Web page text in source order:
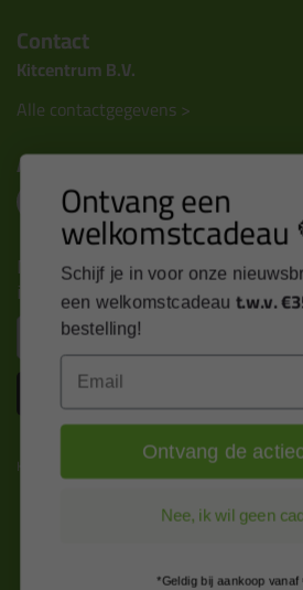
Contact
Kitcentrum B.V.
Alle contactgegevens >
Altijd op de hoogte blijven?
Nieuws, tips en exclusieve deals
inbox
Kitcentrum is trots op:
Ontvang een
welkomstcadeau
Schijf je in voor onze
een welkomstcadeau t.w.v.
bestelling!
Ontvang de
Nee, ik wil geen
*Geldig bij aankoop vanaf